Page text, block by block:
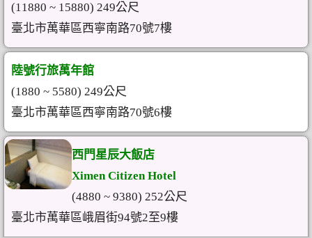
(11880 ~ 15880) 249公尺
臺北市萬華區西寧南路70號7樓
陸號行旅萬年館
(1880 ~ 5580) 249公尺
臺北市萬華區西寧南路70號6樓
西門星辰大飯店
Ximen Citizen Hotel
(4880 ~ 9380) 252公尺
臺北市萬華區峨眉街94號2至9樓